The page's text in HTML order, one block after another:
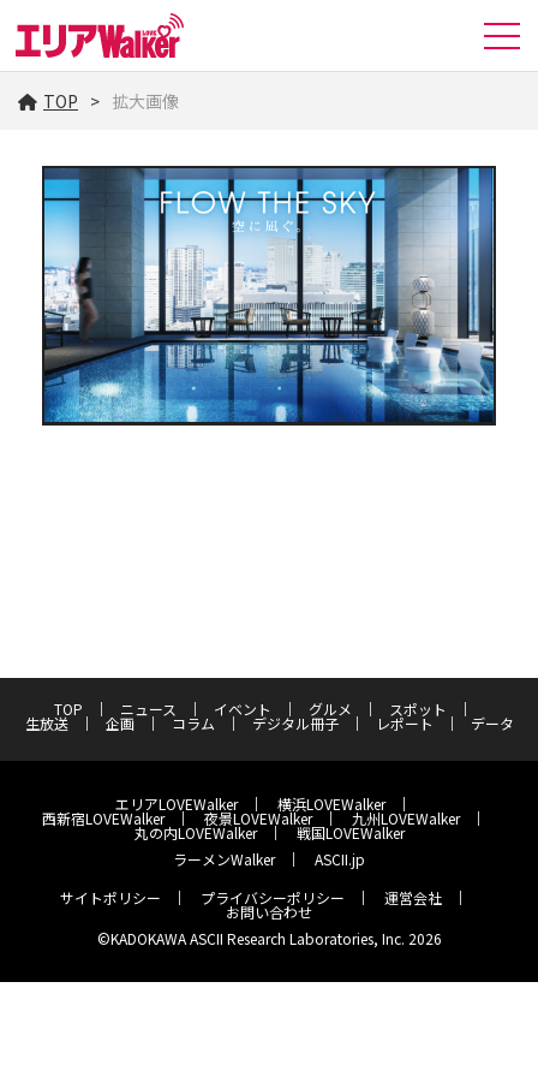
TOP 拡大画像
TOP ニュース イベント グルメ スポット
生放送 企画 コラム デジタル冊子 レポート データ
エリアLOVEWalker 横浜LOVEWalker
西新宿LOVEWalker 夜景LOVEWalker 九州LOVEWalker
丸の内LOVEWalker
戦国LOVEWalker
ラーメンWalker
ASCII.jp
サイトポリシー
プライバシーポリシー 運営会社
お問い合わせ
©KADOKAWA ASCII Research Laboratories, Inc. 2026